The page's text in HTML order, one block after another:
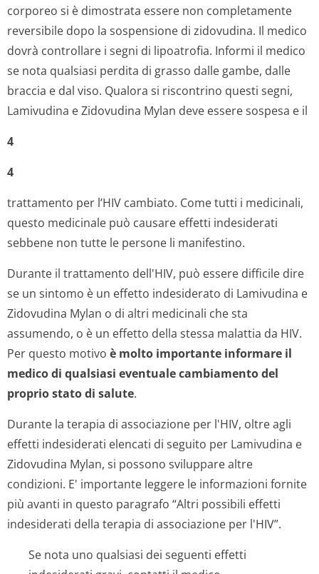
corporeo si è dimostrata essere non completamente
reversibile dopo la sospensione di zidovudina. Il medico
dovrà controllare i segni di lipoatrofia. Informi il medico
se nota qualsiasi perdita di grasso dalle gambe, dalle
braccia e dal viso. Qualora si riscontrino questi segni,
Lamivudina e Zidovudina Mylan deve essere sospesa e il
4
4
trattamento per l’HIV cambiato. Come tutti i medicinali,
questo medicinale può causare effetti indesiderati
sebbene non tutte le persone li manifestino.
Durante il trattamento dell'HIV, può essere difficile dire
se un sintomo è un effetto indesiderato di Lamivudina e
Zidovudina Mylan o di altri medicinali che sta
assumendo, o è un effetto della stessa malattia da HIV.
Per questo motivo è molto importante informare il
medico di qualsiasi eventuale cambiamento del
proprio stato di salute.
Durante la terapia di associazione per l'HIV, oltre agli
effetti indesiderati elencati di seguito per Lamivudina e
Zidovudina Mylan, si possono sviluppare altre
condizioni. E' importante leggere le informazioni fornite
più avanti in questo paragrafo “Altri possibili effetti
indesiderati della terapia di associazione per l'HIV”.
Se nota uno qualsiasi dei seguenti effetti